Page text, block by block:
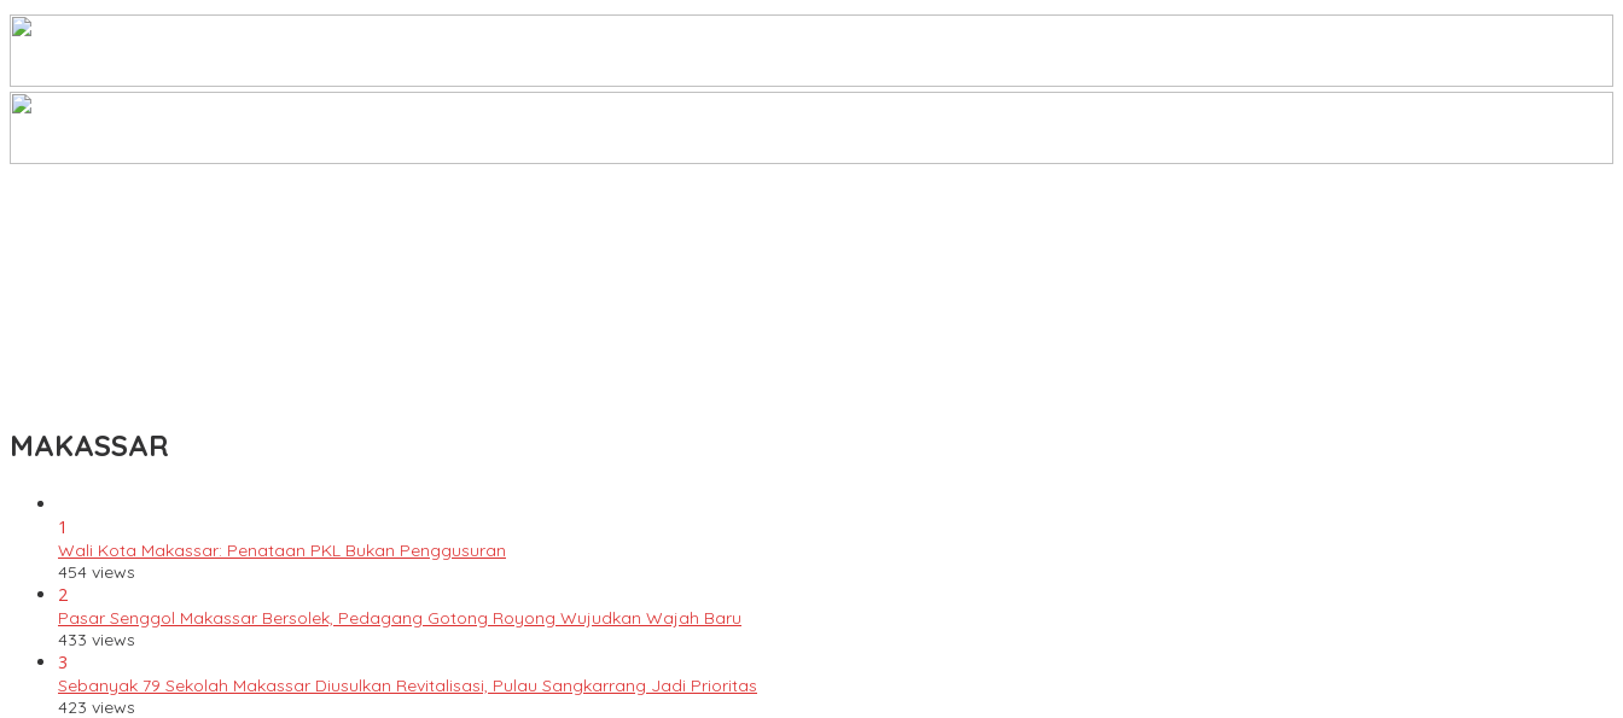
MAKASSAR
1
Wali Kota Makassar: Penataan PKL Bukan Penggusuran
454 views
2
Pasar Senggol Makassar Bersolek, Pedagang Gotong Royong Wujudkan Wajah Baru
433 views
3
Sebanyak 79 Sekolah Makassar Diusulkan Revitalisasi, Pulau Sangkarrang Jadi Prioritas
423 views